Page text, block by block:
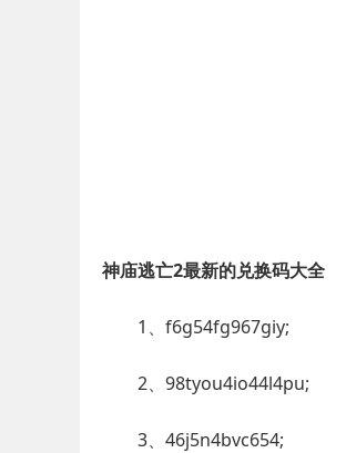
神庙逃亡2最新的兑换码大全
1、f6g54fg967giy;
2、98tyou4io44l4pu;
3、46j5n4bvc654;